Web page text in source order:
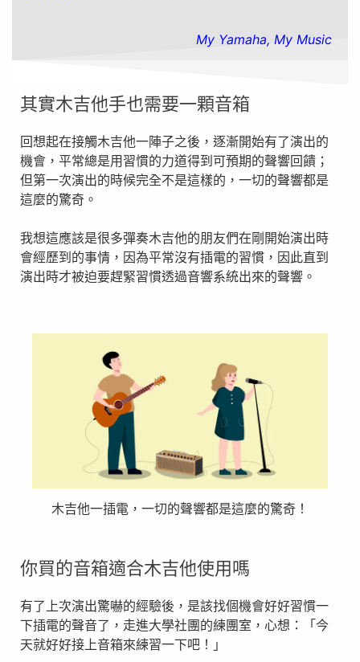
My Yamaha, My Music
其實木吉他手也需要⼀顆音箱
回想起在接觸木吉他⼀陣⼦之後，逐漸開始有了演出的
機會，平常總是⽤習慣的⼒道得到可預期的聲響回饋；
但第⼀次演出的時候完全不是這樣的，⼀切的聲響都是
這麼的驚奇。
我想這應該是很多彈奏木吉他的朋友們在剛開始演出時
會經歷到的事情，因為平常沒有插電的習慣，因此直到
演出時才被迫要趕緊習慣透過⾳響系統出來的聲響。
木吉他一插電，一切的聲響都是這麼的驚奇！
你買的音箱適合木吉他使用嗎
有了上次演出驚嚇的經驗後，是該找個機會好好習慣⼀
下插電的聲音了，走進大學社團的練團室，⼼想：「今
天就好好接上音箱來練習⼀下吧！ 」